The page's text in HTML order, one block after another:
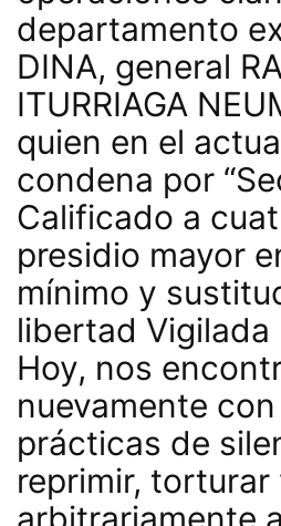
departamento
DINA, general
ITURRIAGA
quien en el
condena por
Calificado a
presidio mayor
mínimo y
libertad Vigilada
Hoy, nos
nuevamente
prácticas de
reprimir,